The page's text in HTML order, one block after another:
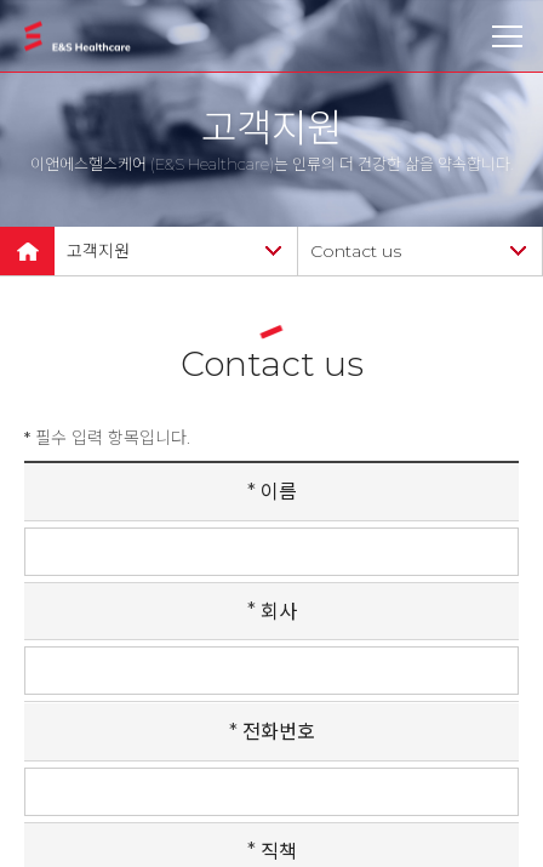
고객지원
이앤에스헬스케어 (E&S Healthcare)는 인류의 더 건강한 삶을 약속합니다.
고객지원
News
Contact us
제품자료실
Contact us
* 필수 입력 항목입니다.
이름
회사
전화번호
직책